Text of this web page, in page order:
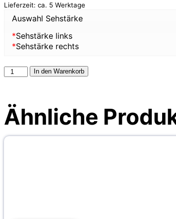
Lieferzeit: ca. 5 Werktage
Auswahl Sehstärke
*Sehstärke links
*Sehstärke rechts
In den Warenkorb
Ähnliche